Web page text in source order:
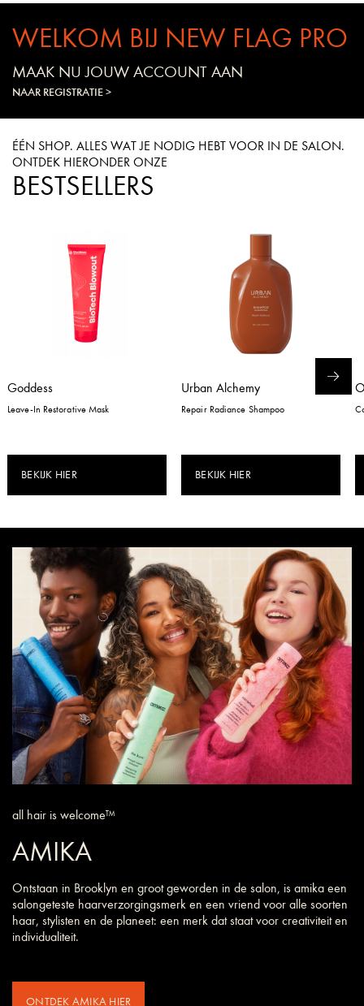
WELKOM BIJ NEW FLAG PRO
MAAK NU JOUW ACCOUNT AAN
NAAR REGISTRATIE >
ÉÉN SHOP. ALLES WAT JE NODIG HEBT VOOR IN DE SALON.
ONTDEK HIERONDER ONZE
BESTSELLERS
Goddess
Leave-In Restorative Mask
BEKIJK HIER
Urban Alchemy
Repair Radiance Shampoo
BEKIJK HIER
all hair is welcome™
AMIKA
Ontstaan in Brooklyn en groot geworden in de salon, is amika een
salongeteste haarverzorgings­merk en een vriend voor alle soorten
haar, stylisten en de planeet: een merk dat staat voor creativiteit en
individualiteit.
ONTDEK AMIKA HIER